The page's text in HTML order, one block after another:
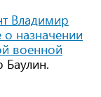
Владимир
назначении
военной
Баулин.